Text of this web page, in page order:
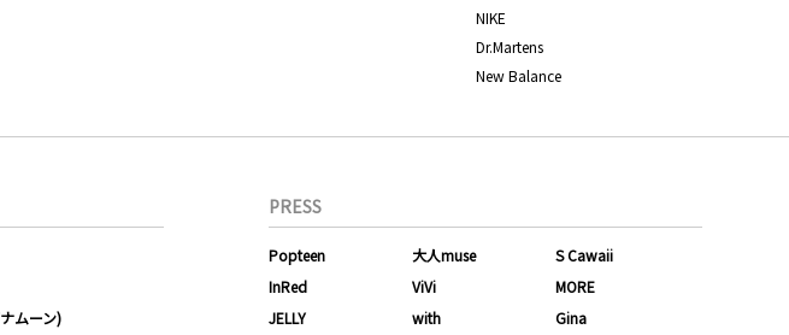
NIKE
Dr.Martens
New Balance
ムーン)
PRESS
Popteen 大人muse
S Cawaii
InRed
ViVi
MORE
JELLY
with
Gina